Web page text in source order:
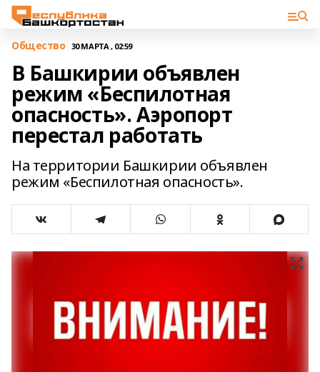
Общество 30 МАРТА , 02:59
В Башкирии объявлен
режим «Беспилотная
опасность». Аэропорт
перестал работать
На территории Башкирии объявлен
режим «Беспилотная опасность».